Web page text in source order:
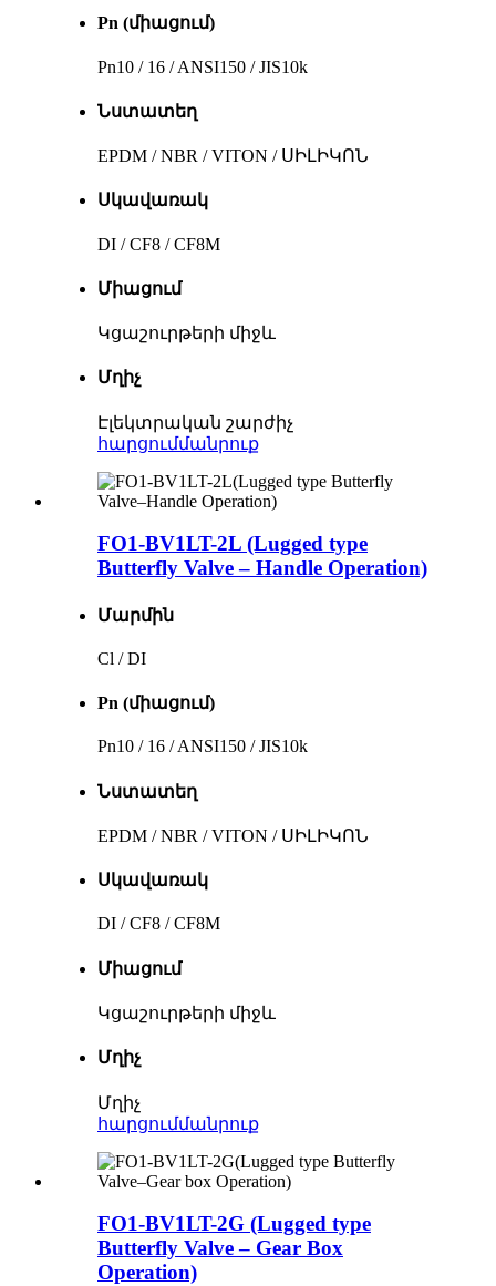
Pn (միացում)
Pn10 / 16 / ANSI150 / JIS10k
Նստատեղ
EPDM / NBR / VITON / ՍԻԼԻԿՈՆ
Սկավառակ
DI / CF8 / CF8M
Միացում
Կցաշուրթերի միջև
Մղիչ
Էլեկտրական շարժիչ
հարցումմանրուք
FO1-BV1LT-2L (Lugged type
Butterfly Valve – Handle Operation)
Մարմին
Cl / DI
Pn (միացում)
Pn10 / 16 / ANSI150 / JIS10k
Նստատեղ
EPDM / NBR / VITON / ՍԻԼԻԿՈՆ
Սկավառակ
DI / CF8 / CF8M
Միացում
Կցաշուրթերի միջև
Մղիչ
Մղիչ
հարցումմանրուք
FO1-BV1LT-2G (Lugged type
Butterfly Valve – Gear Box
Operation)